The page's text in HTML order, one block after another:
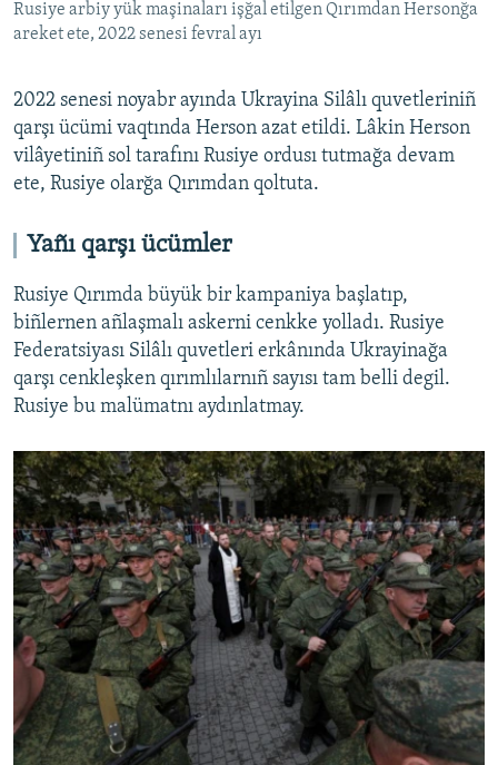
Rusiye arbiy yük maşinaları işğal etilgen Qırımdan Hersonğa
areket ete, 2022 senesi fevral ayı
2022 senesi noyabr ayında Ukrayina Silâlı quvetleriniñ
qarşı ücümi vaqtında Herson azat etildi. Lâkin Herson
vilâyetiniñ sol tarafını Rusiye ordusı tutmağa devam
ete, Rusiye olarğa Qırımdan qoltuta.
Yañı qarşı ücümler
Rusiye Qırımda büyük bir kampaniya başlatıp,
biñlernen añlaşmalı askerni cenkke yolladı. Rusiye
Federatsiyası Silâlı quvetleri erkânında Ukrayinağa
qarşı cenkleşken qırımlılarnıñ sayısı tam belli degil.
Rusiye bu malümatnı aydınlatmay.